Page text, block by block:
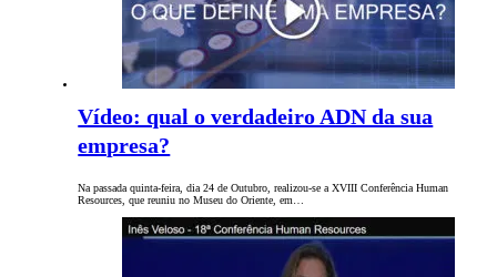
Vídeo: qual o verdadeiro ADN da sua
empresa?
Na passada quinta-feira, dia 24 de Outubro, realizou-se a XVIII Conferência Human
Resources, que reuniu no Museu do Oriente, em…